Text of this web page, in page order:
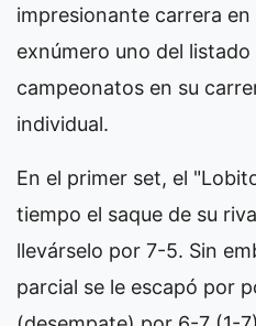
impresionante carrera
exnúmero uno del listado
campeonatos en su
individual.
En el primer set, el
tiempo el saque de su
llevárselo por 7-5. Sin
parcial se le escapó por